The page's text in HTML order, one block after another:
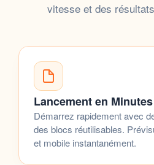
vitesse et des
Lancement en Minutes
Démarrez rapidement avec
des blocs réutilisables.
et mobile instantanément.